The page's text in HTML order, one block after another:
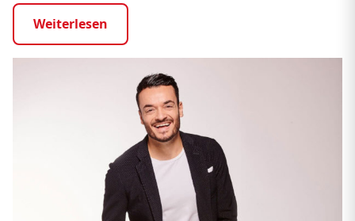
Weiterlesen